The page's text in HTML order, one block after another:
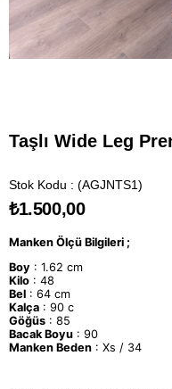
Taşlı Wide Leg
Stok Kodu (AGJNTS1)
₺1.500,00
Manken Ölçü Bilgileri ;
Boy : 1.62 cm
Kilo : 48
Bel : 64 cm
Kalça : 90 c
Göğüs : 85
Bacak Boyu : 90
Manken Beden : Xs / 34